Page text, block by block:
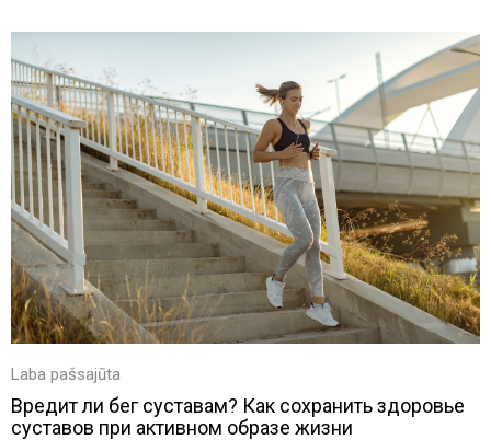
Laba pašsajūta
Вредит ли бег суставам? Как сохранить здоровье
суставов при активном образе жизни